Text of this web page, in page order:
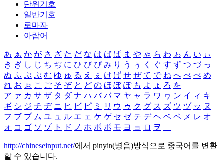
단위기호
일반기호
로마자
아랍어
あ ぁ か が さ ざ た だ な は ば ぱ ま や ゃ ら わ ゎ ん い ぃ
き ぎ し じ ち ぢ に ひ び ぴ み り う ぅ く ぐ す ず つ づ っ
ぬ ふ ぶ ぷ む ゆ ゅ る え ぇ け げ せ ぜ て で ね へ べ ぺ め
れ お ぉ こ ご そ ぞ と ど の ほ ぼ ぽ も よ ょ ろ を
ア ァ カ サ ザ タ ダ ナ ハ バ パ マ ヤ ャ ラ ワ ヮ ン イ ィ キ
ギ シ ジ チ ヂ ニ ヒ ビ ピ ミ リ ウ ゥ ク グ ス ズ ツ ヅ ッ ヌ
フ ブ プ ム ユ ュ ル エ ェ ケ ゲ セ ゼ テ デ ヘ ベ ペ メ レ オ
ォ コ ゴ ソ ゾ ト ド ノ ホ ボ ポ モ ヨ ョ ロ ヲ ―
http://chineseinput.net/에서 pinyin(병음)방식으로 중국어를 변환
할 수 있습니다.